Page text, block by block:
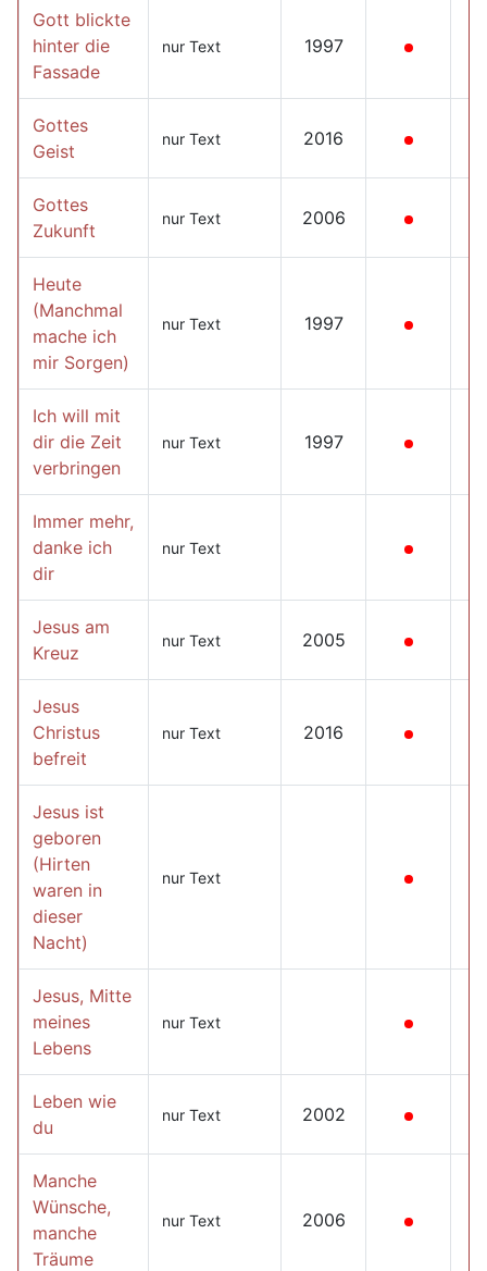
Gott blickte
hinter die
Fassade
nur Text 1997
Gottes
Geist
nur Text 2016
Gottes
Zukunft
nur Text 2006
Heute
(Manchmal
mache ich
mir Sorgen)
nur Text 1997
Ich will mit
dir die Zeit
verbringen
nur Text 1997
Immer mehr,
danke ich
dir
nur Text
Jesus am
Kreuz
nur Text 2005
Jesus
Christus
befreit
nur Text 2016
Jesus ist
geboren
(Hirten
waren in
dieser
Nacht)
nur Text
Jesus, Mitte
meines
Lebens
nur Text
Leben wie
du
nur Text 2002
Manche
Wünsche,
manche
Träume
nur Text 2006